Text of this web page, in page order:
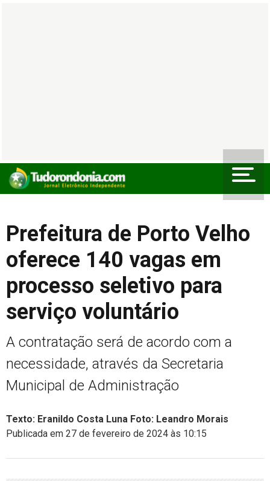
Prefeitura de Porto Velho
oferece 140 vagas em
processo seletivo para
serviço voluntário
A contratação será de acordo com a
necessidade, através da Secretaria
Municipal de Administração
Texto: Eranildo Costa Luna Foto: Leandro Morais
Publicada em 27 de fevereiro de 2024 às 10:15